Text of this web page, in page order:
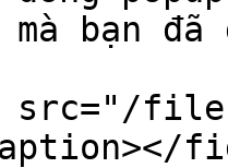
bạn đã
files/